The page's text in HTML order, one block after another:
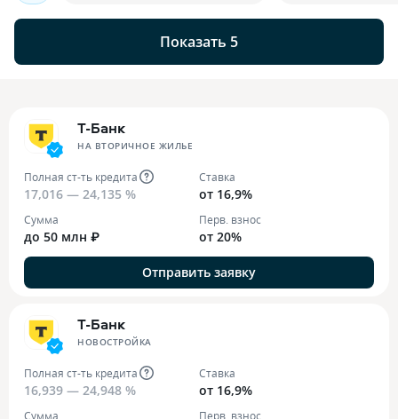
Показать 5
Т-Банк
НА ВТОРИЧНОЕ ЖИЛЬЕ
Полная ст-ть кредита
17,016 — 24,135 %
Ставка
от 16,9%
Сумма
до 50 млн ₽
Перв. взнос
от 20%
Отправить заявку
Т-Банк
НОВОСТРОЙКА
Полная ст-ть кредита
16,939 — 24,948 %
Ставка
от 16,9%
Сумма Перв. взнос